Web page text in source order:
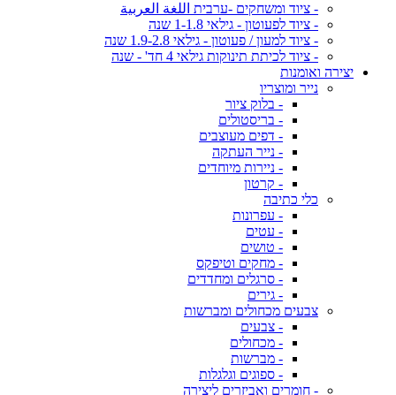
- ציוד ומשחקים -ערבית اللغة العربية
- ציוד לפעוטון - גילאי 1-1.8 שנה
- ציוד למעון / פעוטון - גילאי 1.9-2.8 שנה
- ציוד לכיתת תינוקות גילאי 4 חד' - שנה
יצירה ואומנות
נייר ומוצריו
- בלוק ציור
- בריסטולים
- דפים מעוצבים
- נייר העתקה
- ניירות מיוחדים
- קרטון
כלי כתיבה
- עפרונות
- עטים
- טושים
- מחקים וטיפקס
- סרגלים ומחדדים
- גירים
צבעים מכחולים ומברשות
- צבעים
- מכחולים
- מברשות
- ספוגים וגלגלות
- חומרים ואביזרים ליצירה